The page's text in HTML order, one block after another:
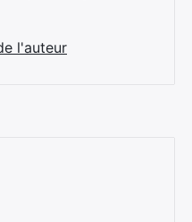
l'auteur